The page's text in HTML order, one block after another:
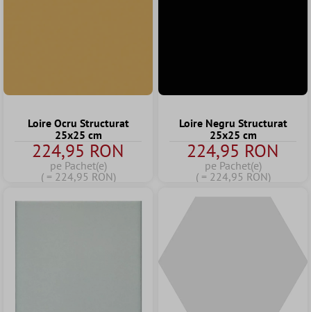
Loire Ocru Structurat
25x25 cm
224,95 RON
pe Pachet(e)
( = 224,95 RON)
Loire Negru Structurat
25x25 cm
224,95 RON
pe Pachet(e)
( = 224,95 RON)